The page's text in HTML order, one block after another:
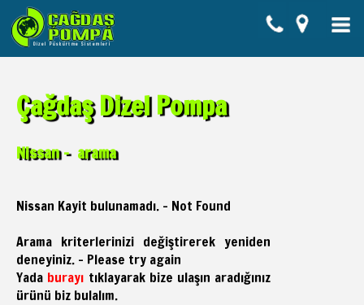
Çağdaş Dizel Pompa
Nissan - arama
Nissan Kayit bulunamadı. - Not Found
Arama kriterlerinizi değiştirerek yeniden
deneyiniz. - Please try again
Yada burayı tıklayarak bize ulaşın aradığınız
ürünü biz bulalım.